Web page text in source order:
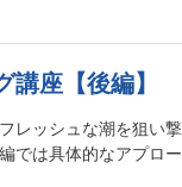
座【後編】
レッシュな潮を狙い撃
では具体的なアプロー